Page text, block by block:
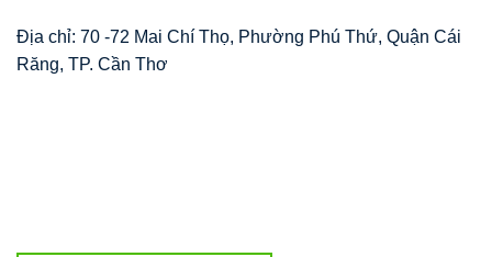
Địa chỉ: 70 -72 Mai Chí Thọ, Phường Phú Thứ, Quận Cái
Răng, TP. Cần Thơ